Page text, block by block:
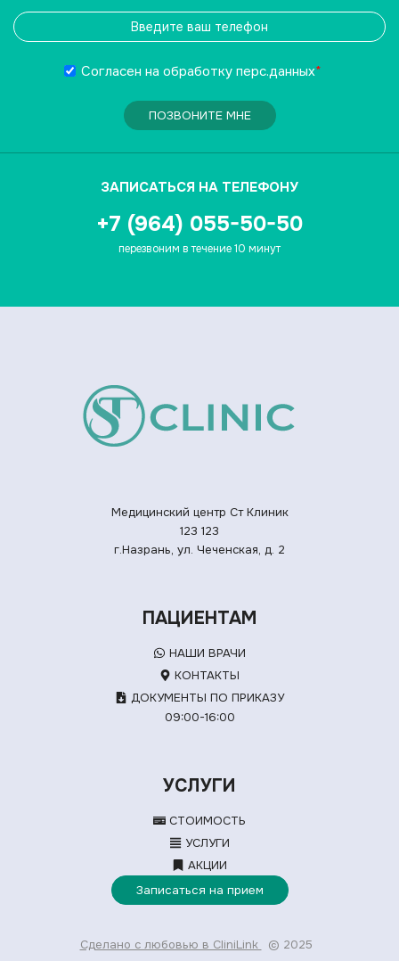
Согласен на обработку перс.данных*
ПОЗВОНИТЕ МНЕ
ЗАПИСАТЬСЯ НА ТЕЛЕФОНУ
+7 (964) 055-50-50
перезвоним в течение 10 минут
Медицинский центр Ст Клиник
123 123
г.Назрань, ул. Чеченская, д. 2
ПАЦИЕНТАМ
НАШИ ВРАЧИ
КОНТАКТЫ
ДОКУМЕНТЫ ПО ПРИКАЗУ
09:00-16:00
УСЛУГИ
СТОИМОСТЬ
УСЛУГИ
АКЦИИ
Записаться на прием
Сделано с любовью в CliniLink © 2025